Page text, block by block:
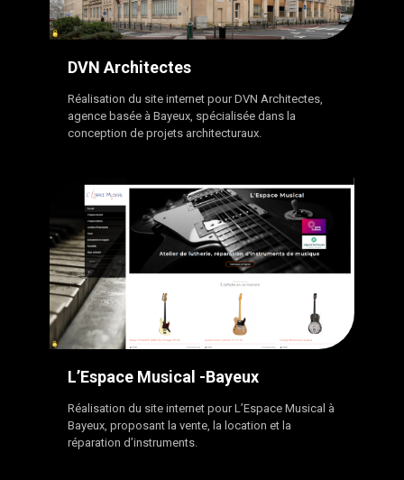
DVN Architectes
Réalisation du site internet pour DVN Architectes,
agence basée à Bayeux, spécialisée dans la
conception de projets architecturaux.
L’Espace Musical -Bayeux
Réalisation du site internet pour L’Espace Musical à
Bayeux, proposant la vente, la location et la
réparation d’instruments.